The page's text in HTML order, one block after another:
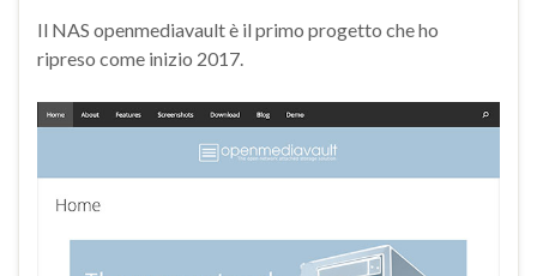
Il NAS openmediavault è il primo progetto che ho
ripreso come inizio 2017.